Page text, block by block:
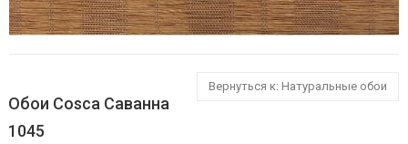
Вернуться к: Натуральные обои
Обои Cosca Саванна
1045